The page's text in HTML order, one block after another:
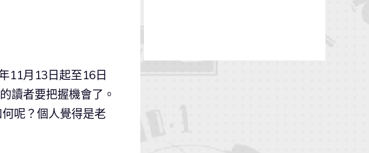
11月13日起至16日
讀者要把握機會了。
呢？個人覺得是老